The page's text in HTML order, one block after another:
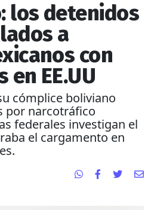
los detenidos
a
con
EE.UU
cómplice boliviano
por narcotráfico
federales investigan el
el cargamento en